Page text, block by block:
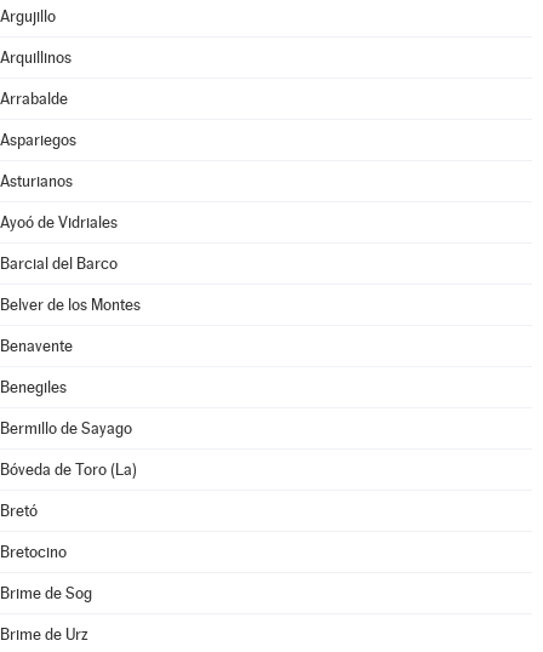
Argujillo
Arquillinos
Arrabalde
Aspariegos
Asturianos
Ayoó de Vidriales
Barcial del Barco
Belver de los Montes
Benavente
Benegiles
Bermillo de Sayago
Bóveda de Toro (La)
Bretó
Bretocino
Brime de Sog
Brime de Urz